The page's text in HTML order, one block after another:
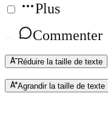
Plus
Commenter
Réduire la taille de texte
Agrandir la taille de texte